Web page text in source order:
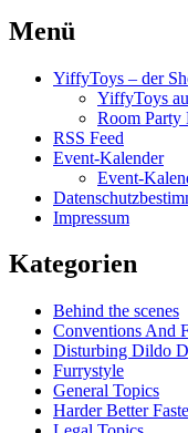
Menü
YiffyToys – der
YiffyToys
Room Party
RSS Feed
Event-Kalender
Event-
Impressum
Kategorien
Behind the scenes
Conventions And
Disturbing Dildo
Furrystyle
General Topics
Harder Better